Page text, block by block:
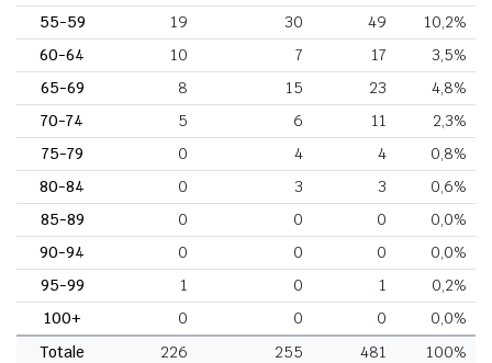
55-59
19 30 49
10,2%
60-64
10 7 17
3,5%
65-69
8 15 23
4,8%
70-74
5 6 11
2,3%
75-79
0 4 4
0,8%
80-84
0 3 3
0,6%
85-89
0 0 0
0,0%
90-94
0 0 0
0,0%
95-99
1 0 1
0,2%
100+
0 0 0
0,0%
Totale
226 255 481 100%